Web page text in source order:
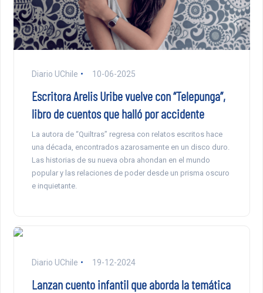
Diario UChile 10-06-2025
Escritora Arelis Uribe vuelve con “Telepunga”,
libro de cuentos que halló por accidente
La autora de “Quiltras” regresa con relatos escritos hace
una década, encontrados azarosamente en un disco duro.
Las historias de su nueva obra ahondan en el mundo
popular y las relaciones de poder desde un prisma oscuro
e inquietante.
Diario UChile 19-12-2024
Lanzan cuento infantil que aborda la temática